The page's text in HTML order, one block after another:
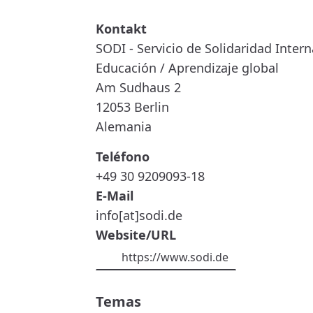
SOLIDARIDAD
INTERNACIONAL
SODI - Servicio de Solidaridad
Educación / Aprendizaje global
Am Sudhaus 2
12053 Berlin
Alemania
Teléfono
+49 30 9209093-18
E-Mail
info[at]sodi.de
Website/URL
https://www.sodi.de
Temas